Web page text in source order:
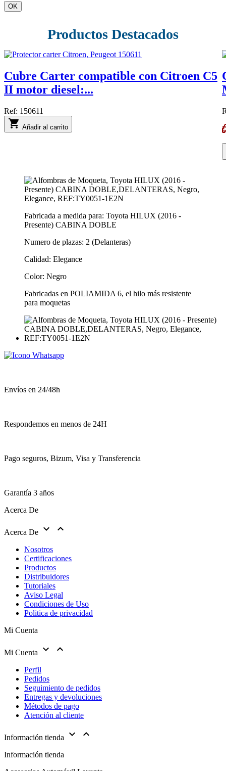
OK
Productos Destacados
Cubre Carter compatible con Citroen C5
II motor diesel:...
Ref: 150611
shopping_cart Añadir al carrito
Fabricada a medida para: Toyota HILUX (2016 -
Presente) CABINA DOBLE
Numero de plazas: 2 (Delanteras)
Calidad: Elegance
Color: Negro
Fabricadas en POLIAMIDA 6, el hilo más resistente
para moquetas
Envíos en 24/48h
Respondemos en menos de 24H
Pago seguros, Bizum, Visa y Transferencia
Garantía 3 años
Acerca De
Acerca De  
Nosotros
Certificaciones
Productos
Distribuidores
Tutoriales
Aviso Legal
Condiciones de Uso
Politica de privacidad
Mi Cuenta
Mi Cuenta  
Perfil
Pedidos
Seguimiento de pedidos
Entregas y devoluciones
Métodos de pago
Atención al cliente
Información tienda keyboard_arrow_down keyboard_arrow_up
Información tienda